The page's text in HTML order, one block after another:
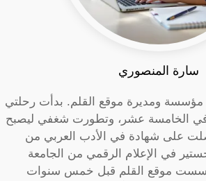
سارة المنصوري
مؤسسة ومديرة موقع القلم. بدأت رحلتي
في الخامسة عشر، وتطورت شغفي ليصبح
على شهادة في الأدب العربي من
في الإعلام الرقمي من الجامعة
أسست موقع القلم قبل خمس سنوات